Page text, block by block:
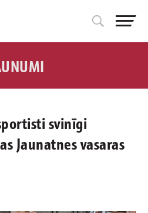
svinīgi
Jaunatnes vasaras